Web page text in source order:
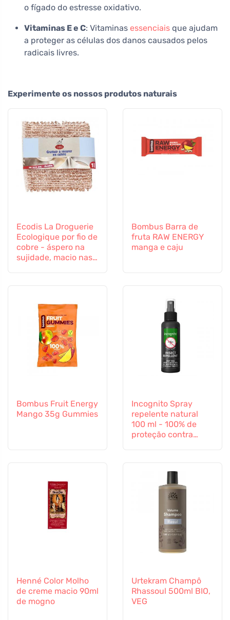
o fígado do estresse oxidativo.
Vitaminas E e C: Vitaminas essenciais que ajudam
a proteger as células dos danos causados pelos
radicais livres.
Experimente os nossos produtos naturais
Ecodis La Droguerie
Ecologique por fio de
cobre - áspero na
sujidade, macio nas
Bombus Barra de
fruta RAW ENERGY
manga e caju
Bombus Fruit Energy
Mango 35g Gummies
Incognito Spray
repelente natural
100 ml - 100% de
proteção contra
Henné Color Molho
de creme macio 90ml
de mogno
Urtekram Champô
Rhassoul 500ml BIO,
VEG